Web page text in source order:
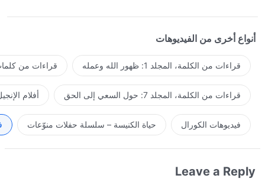
أنواع أخرى من الفيديوهات
قراءات من الكلمة، المجلد 1: ظهور الله وعمله قراءات من
قراءات من الكلمة، المجلد 7: حول السعي إلى الحق أفلام
فيديوهات الكورال حياة الكنيسة – سلسلة حفلات منوّعات
Leave a Reply